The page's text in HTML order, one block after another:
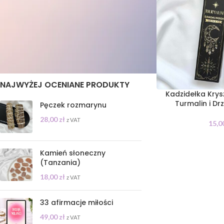
NAJWYŻEJ OCENIANE PRODUKTY
Pęczek rozmarynu
28,00zł z VAT
Kamień słoneczny
(Tanzania)
18,00zł z VAT
33 afirmacje miłości
49,00zł z VAT
Kadzidełka
Turmalin i